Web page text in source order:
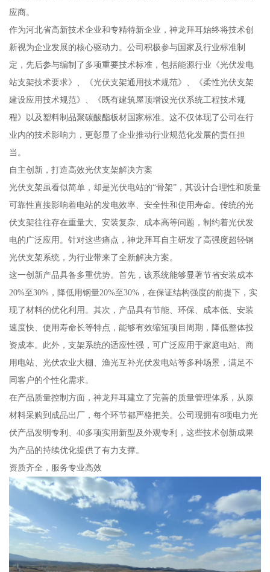
应商。
作为河北省高新技术企业和专精特新企业，神龙拜耳始终将技术创
新视为企业发展的核心驱动力。公司积极参与国家及行业标准制
定，先后参与编制了多项重要技术标准，包括能源行业《光伏发电
站支架技术要求》、《光伏支架通用技术规范》、《柔性光伏支架
建设应用技术规范》、《既有建筑屋顶增设光伏系统工程技术规
程》以及塑料制品聚碳酸酯板材国家标准。这不仅体现了公司在行
业内的技术影响力，更彰显了企业推动行业规范化发展的责任担
当。
自主创新，打造高效光伏支架解决方案
光伏支架虽看似简单，却是光伏电站的“骨架”，其设计合理性和质量
可靠性直接影响着电站的发电效率、安全性和使用寿命。传统的光
伏支架往往存在重量大、安装复杂、成本高等问题，制约着光伏发
电的广泛应用。针对这些痛点，神龙拜耳自主研发了高强度超轻钢
光伏支架系统，为行业带来了全新解决方案。
这一创新产品具备多重优势。首先，该系统能够显著节省安装成本
20%至30%，降低用钢量20%至30%，在保证结构强度的前提下，实
现了材料的优化利用。其次，产品具有节能、环保、成本低、安装
速度快、使用寿命长等特点，能够有效缩短项目周期，降低整体投
资成本。此外，支架系统的适应性强，可广泛应用于家庭电站、商
用电站、光伏农业大棚、渔光互补光伏发电站等多种场景，满足不
同客户的个性化需求。
在产品质量控制方面，神龙拜耳建立了完善的质量管理体系，从原
材料采购到成品出厂，每个环节都严格把关。公司现拥有8项电力光
伏产品发明专利、40多项实用新型及外观专利，这些技术创新成果
为产品的持续优化提供了有力支撑。
资质齐全，服务专业高效